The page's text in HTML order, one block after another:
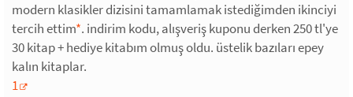
modern klasikler dizisini tamamlamak istediğimden ikinciyi
tercih ettim*. indirim kodu, alışveriş kuponu derken 250 tl'ye
30 kitap + hediye kitabım olmuş oldu. üstelik bazıları epey
kalın kitaplar.
1